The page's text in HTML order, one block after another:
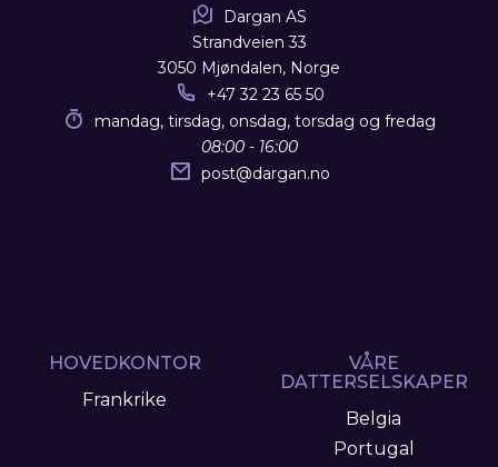
Dargan AS
Strandveien 33
3050 Mjøndalen, Norge
+47 32 23 65 50
mandag, tirsdag, onsdag, torsdag og fredag
08:00 - 16:00
post@dargan.no
HOVEDKONTOR
Frankrike
VÅRE
DATTERSELSKAPER
Belgia
Portugal